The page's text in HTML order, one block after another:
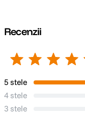
Recenzii
5 stele
4 stele
3 stele